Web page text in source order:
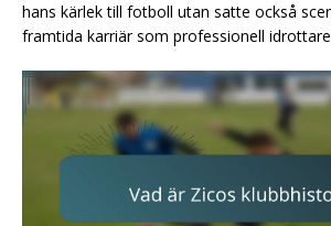
hans kärlek till fotboll utan satte också
framtida karriär som professionell